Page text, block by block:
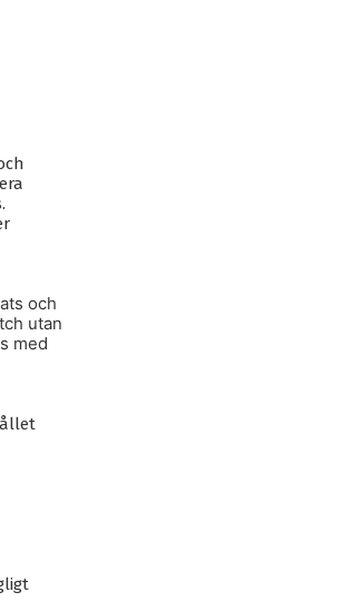
och
utan
med